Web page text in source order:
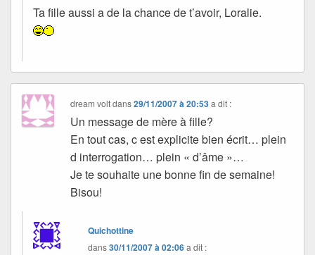
Ta fille aussi a de la chance de t’avoir, Loralie.
dream voltdans29/11/2007 à 20:53 a dit :
Un message de mère à fille?
En tout cas, c est explicite bien écrit… plein
d interrogation… plein « d’âme »…
Je te souhaite une bonne fin de semaine!
Bisou!
Quichottine
dans30/11/2007 à 02:06a dit :